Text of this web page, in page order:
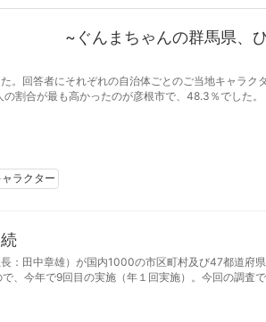
ﾝｸﾞ ~ぐんまちゃんの群馬県、
。回答者にそれぞれの自治体ごとのご当地キャラク
割合が最も高かったのが彦根市で、48.3％でした。
ラクター
：田中章雄）が国内1000の市区町村及び47都道府
、今年で9回目の実施（年１回実施）。今回の調査で